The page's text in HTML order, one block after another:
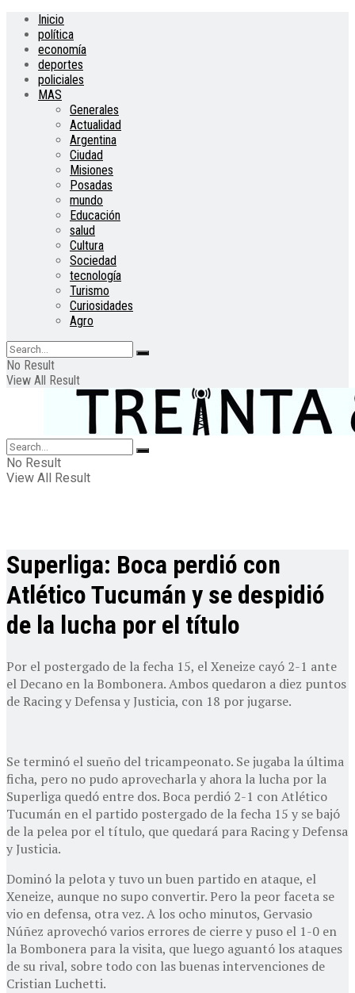
Inicio
política
economía
deportes
policiales
MAS
Generales
Actualidad
Argentina
Ciudad
Misiones
Posadas
mundo
Educación
salud
Cultura
Sociedad
tecnología
Turismo
Curiosidades
Agro
No Result
View All Result
No Result
View All Result
Superliga: Boca perdió con
Atlético Tucumán y se despidió
de la lucha por el título
Por el postergado de la fecha 15, el Xeneize cayó 2-1 ante
el Decano en la Bombonera. Ambos quedaron a diez puntos
de Racing y Defensa y Justicia, con 18 por jugarse.
Se terminó el sueño del tricampeonato. Se jugaba la última
ficha, pero no pudo aprovecharla y ahora la lucha por la
Superliga quedó entre dos. Boca perdió 2-1 con Atlético
Tucumán en el partido postergado de la fecha 15 y se bajó
de la pelea por el título, que quedará para Racing y Defensa
y Justicia.
Dominó la pelota y tuvo un buen partido en ataque, el
Xeneize, aunque no supo convertir. Pero la peor faceta se
vio en defensa, otra vez. A los ocho minutos, Gervasio
Núñez aprovechó varios errores de cierre y puso el 1-0 en
la Bombonera para la visita, que luego aguantó los ataques
de su rival, sobre todo con las buenas intervenciones de
Cristian Luchetti.